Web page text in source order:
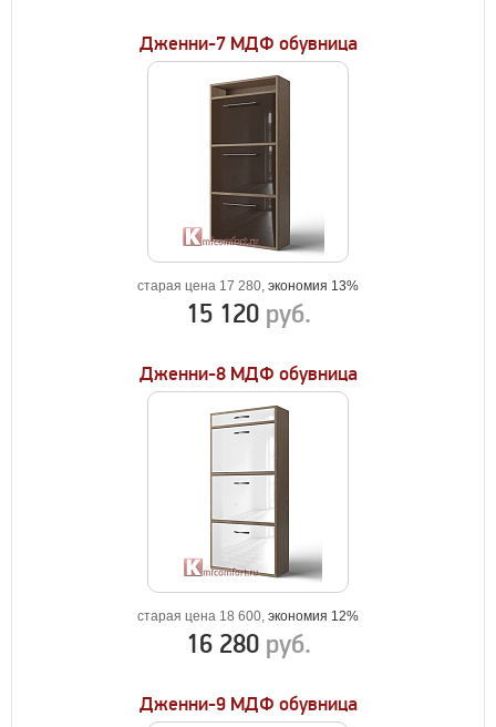
Дженни-7 МДФ обувница
старая цена 17 280, экономия 13%
15 120 руб.
Дженни-8 МДФ обувница
старая цена 18 600, экономия 12%
16 280 руб.
Дженни-9 МДФ обувница